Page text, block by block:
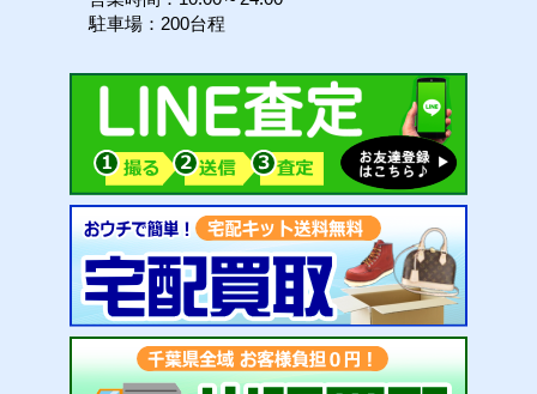
駐車場：200台程